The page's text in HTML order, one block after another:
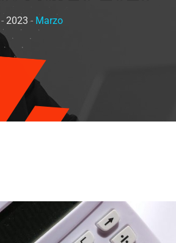
- 2023 - Marzo